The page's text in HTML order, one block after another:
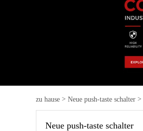
zu hause > Neue push-taste schalter >
Neue push-taste schalter